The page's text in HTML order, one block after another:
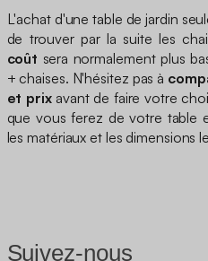
L'achat d'une table de jardin
de trouver par la suite les
coût sera normalement plus
+ chaises. N'hésitez pas à
et prixavant de faire votre
que vous ferez de votre table
les matériaux et les dimensions
Suivez-nous